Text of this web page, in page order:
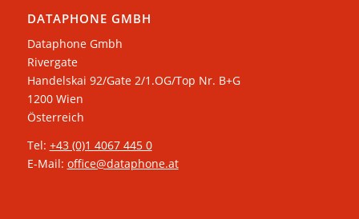
DATAPHONE GMBH
Dataphone Gmbh
Rivergate
​Handelskai 92/Gate 2/1.OG/Top Nr. B+G
1200 Wien
Österreich
Tel: +43 (0)1 4067 445 0
E-Mail: office@dataphone.at